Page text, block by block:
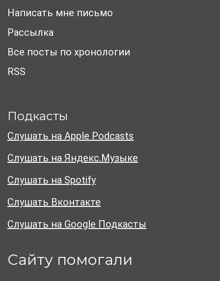
Написать мне письмо
Рассылка
Все посты по хронологии
RSS
Подкасты
Слушать на Apple Podcasts
Слушать на Яндекс.Музыке
Слушать на Spotify
Слушать Вконтакте
Слушать на Google Подкасты
Сайту помогали